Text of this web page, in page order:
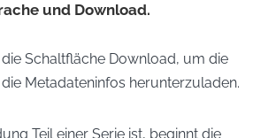
und Download.
die Schaltfläche Download, um die
Metadateninfos herunterzuladen.
Teil einer Serie ist, beginnt die